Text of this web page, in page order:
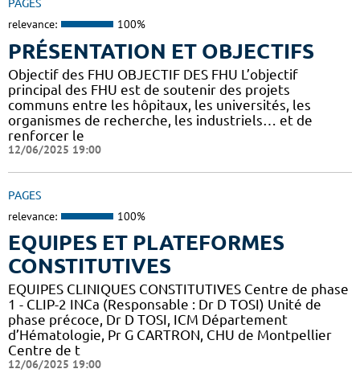
PAGES
relevance: 100%
PRÉSENTATION ET OBJECTIFS
Objectif des FHU OBJECTIF DES FHU L’objectif
principal des FHU est de soutenir des projets
communs entre les hôpitaux, les universités, les
organismes de recherche, les industriels… et de
renforcer le
12/06/2025 19:00
PAGES
relevance: 100%
EQUIPES ET PLATEFORMES
CONSTITUTIVES
EQUIPES CLINIQUES CONSTITUTIVES Centre de phase
1 - CLIP-2 INCa (Responsable : Dr D TOSI) Unité de
phase précoce, Dr D TOSI, ICM Département
d’Hématologie, Pr G CARTRON, CHU de Montpellier
Centre de t
12/06/2025 19:00